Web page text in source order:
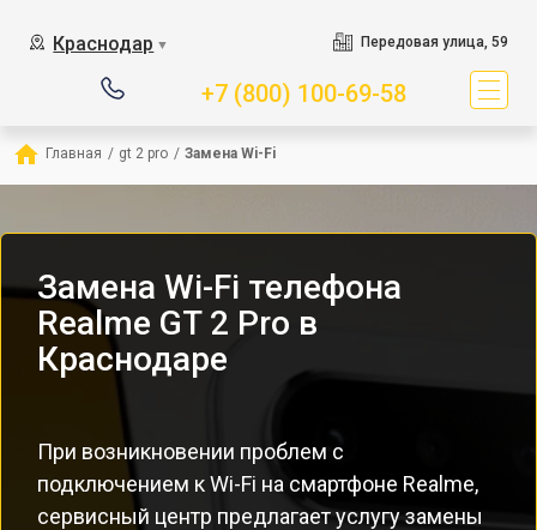
Краснодар ▼ Передовая улица, 59
+7 (800) 100-69-58
Главная / gt 2 pro / Замена Wi-Fi
Замена Wi-Fi телефона
Realme GT 2 Pro в
Краснодаре
При возникновении проблем с
подключением к Wi-Fi на смартфоне Realme,
сервисный центр предлагает услугу замены